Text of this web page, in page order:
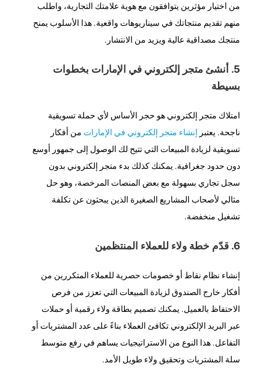
من اختيار مؤثرين يتوافقون مع هوية علامتك التجارية، واطلب
منهم تقديم منتجاتك في سيناريوهات واقعية. هذا الأسلوب يمنح
منتجك مصداقية عالية ويزيد من الانتشار.
5. أنشئ متجر إلكتروني في الإمارات بخطوات
بسيطة
امتلاك متجر إلكتروني هو حجر الأساس لأي حملة تسويقية
ناجحة. يعتبر إنشاء متجر إلكتروني في الإمارات من أفكار
تسويقية لزيادة المبيعات التي تتيح لك الوصول إلى جمهور أوسع
دون حدود جغرافية. يمكنك كذلك بدء متجر إلكتروني بدون
سجل تجاري بسهولة مع بعض المنصات المرخصة، وهو حل
مثالي لأصحاب المشاريع الصغيرة الذين يبحثون عن تكلفة
تشغيل منخفضة.
6. قدّم خطة ولاء للعملاء المنتظمين
إنشاء نظام نقاط أو خصومات حصرية للعملاء المتكررين من
أفكار خارج الصندوق لزيادة المبيعات التي تعزز من فرص
الاحتفاظ بالعميل. يمكنك تصميم بطاقة ولاء رقمية أو حملات
عبر البريد الإلكتروني تكافئ العملاء بناءً على عدد المشتريات أو
التفاعل. هذا النوع من الاستراتيجيات يساهم في رفع متوسط
سلة المشتريات وتحقيق ولاء طويل الأمد.